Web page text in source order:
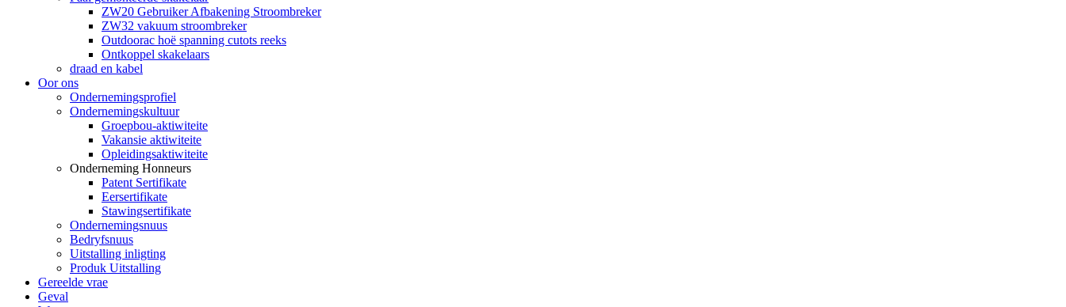
ZW20 Gebruiker Afbakening Stroombreker
ZW32 vakuum stroombreker
Outdoorac hoë spanning cutots reeks
Ontkoppel skakelaars
draad en kabel
Oor ons
Ondernemingsprofiel
Ondernemingskultuur
Groepbou-aktiwiteite
Vakansie aktiwiteite
Opleidingsaktiwiteite
Onderneming Honneurs
Patent Sertifikate
Eersertifikate
Stawingsertifikate
Ondernemingsnuus
Bedryfsnuus
Uitstalling inligting
Produk Uitstalling
Gereelde vrae
Geval